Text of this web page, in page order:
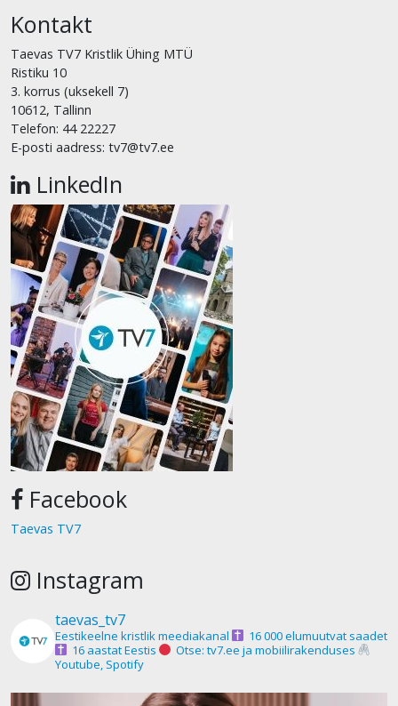
Kontakt
Taevas TV7 Kristlik Ühing MTÜ
Ristiku 10
3. korrus (uksekell 7)
10612, Tallinn
Telefon: 44 22227
E-posti aadress: tv7@tv7.ee
LinkedIn
Facebook
Taevas TV7
Instagram
taevas_tv7
Eestikeelne kristlik meediakanal
16 000 elumuutvat saadet
16 aastat Eestis
Otse: tv7.ee ja mobiilirakenduses
Youtube, Spotify